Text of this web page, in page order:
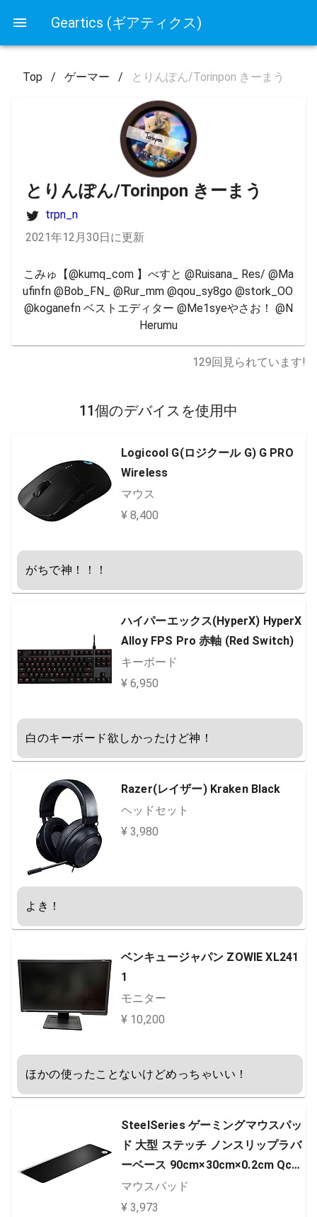
Geartics (ギアティクス)
Top / ゲーマー / とりんぽん/Torinpon きーまう
とりんぽん/Torinpon きーまう
trpn_n
2021年12月30日に更新
こみゅ【@kumq_com 】べすと @Ruisana_ Res/ @Ma
ufinfn @Bob_FN_ @Rur_mm @qou_sy8go @stork_OO
@koganefn ベストエディター @Me1syeやさお！ @N
Herumu
129回見られています!
11個のデバイスを使用中
Logicool G(ロジクール G) G PRO
Wireless
マウス
¥ 8,400
がちで神！！！
ハイパーエックス(HyperX) HyperX
Alloy FPS Pro 赤軸 (Red Switch)
キーボード
¥ 6,950
白のキーボード欲しかったけど神！
Razer(レイザー) Kraken Black
ヘッドセット
¥ 3,980
よき！
ベンキュージャパン ZOWIE XL241
1
モニター
¥ 10,200
ほかの使ったことないけどめっちゃいい！
SteelSeries ゲーミングマウスパッ
ド 大型 ステッチ ノンスリップラバ
ーベース 90cm×30cm×0.2cm QcK
Edge XL 63824
マウスパッド
¥ 3,973